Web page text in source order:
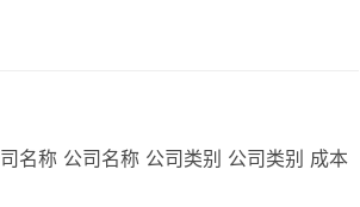
名称 公司名称 公司类别 公司类别 成本